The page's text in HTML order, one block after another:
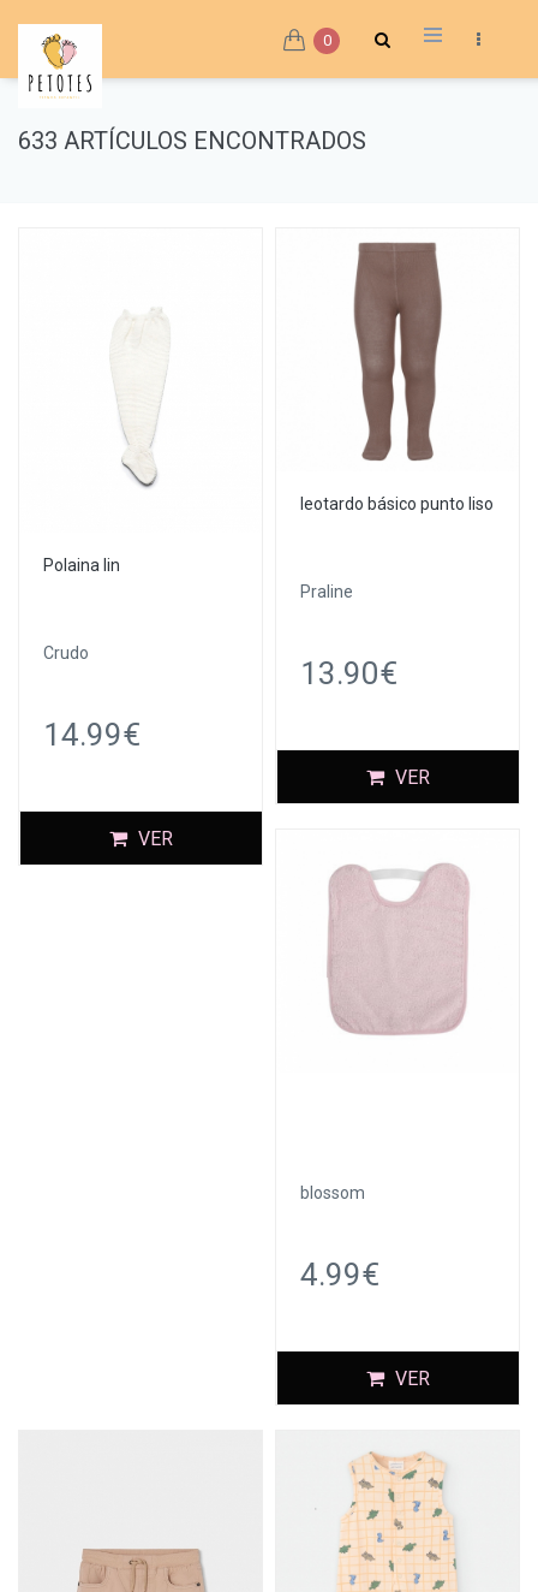
0
633 ARTÍCULOS ENCONTRADOS
Polaina lin
Crudo
14.99€
VER
leotardo básico punto liso
Praline
13.90€
VER
blossom
4.99€
VER